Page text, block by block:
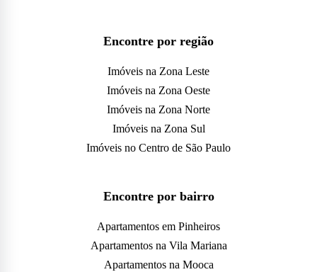
Encontre por região
Imóveis na Zona Leste
Imóveis na Zona Oeste
Imóveis na Zona Norte
Imóveis na Zona Sul
Imóveis no Centro de São Paulo
Encontre por bairro
Apartamentos em Pinheiros
Apartamentos na Vila Mariana
Apartamentos na Mooca